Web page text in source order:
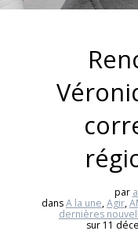
par
dansA la une,Agir,
dernières
sur 11